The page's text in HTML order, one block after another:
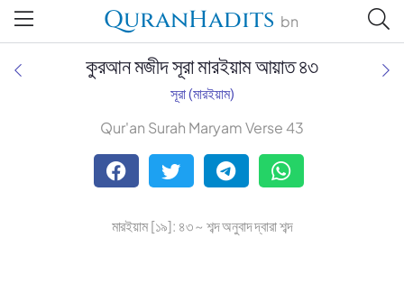
QuranHadits bn
Tafsir Ahsanul Bayaan
Tafsir Abu Bakr Zakaria
Tafsir Bayaan Foundation
কুরআন মজীদ সূরা মারইয়াম আয়াত ৪৩
সূরা (মারইয়াম)
Qur'an Surah Maryam Verse 43
মারইয়াম [১৯]: ৪৩ ~ শব্দ অনুবাদ দ্বারা শব্দ